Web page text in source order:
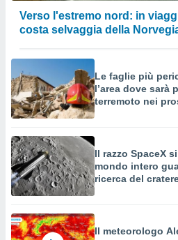
Verso l'estremo nord: in
costa selvaggia della
Le faglie più
l’area dove sarà
terremoto nei
Il razzo SpaceX
mondo intero
ricerca del
Il meteorologo